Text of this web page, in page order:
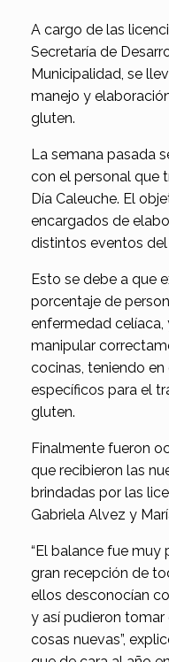
A cargo de las
Secretaría de
Municipalidad, se
manejo y
gluten.
La semana pasada
con el personal que
Día Caleuche. El
encargados de
distintos eventos del
Esto se debe a que
porcentaje de
enfermedad celíaca,
manipular
cocinas, teniendo
específicos para el
gluten.
Finalmente fueron
que recibieron las
brindadas por las
Gabriela Alvez y
“El balance fue
gran recepción de
ellos desconocían
y así pudieron
cosas nuevas”,